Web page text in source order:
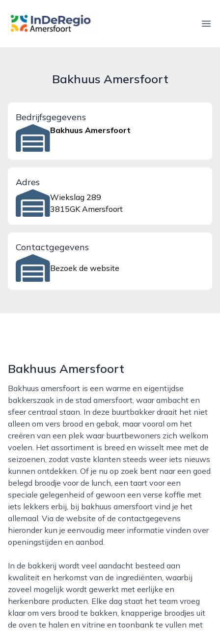
inderegioamersfoort.nl
Bakhuus Amersfoort
Bedrijfsgegevens
Bakhuus Amersfoort
Adres
Wiekslag 289
3815GK Amersfoort
Contactgegevens
Bezoek de website
Bakhuus Amersfoort
Bakhuus amersfoort is een warme en eigentijdse
bakkerszaak in de stad amersfoort, waar ambacht en
sfeer centraal staan. In deze buurtbakker draait het niet
alleen om vers brood en gebak, maar vooral om het
creëren van een plek waar buurtbewoners zich welkom
voelen. Het assortiment is breed en wisselt mee met de
seizoenen, zodat vaste klanten steeds weer iets nieuws
kunnen ontdekken. Of je nu op zoek bent naar een goed
belegd broodje voor de lunch, een taart voor een
speciale gelegenheid of gewoon een verse koffie met
iets lekkers erbij, bij bakhuus amersfoort vind je het
allemaal. Via de website of de contactgegevens
hieronder kun je eenvoudig meer informatie vinden over
openingstijden en aanbod.
In de bakkerij wordt veel aandacht besteed aan
kwaliteit en herkomst van de ingrediënten, waarbij
zoveel mogelijk wordt gewerkt met eerlijke en
herkenbare producten. Elke dag staat het team vroeg
klaar om vers brood te bakken, knapperige broodjes uit
de oven te halen en vitrine en toonbank te vullen met